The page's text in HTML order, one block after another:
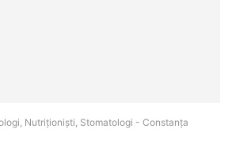
Nutriționiști, Stomatologi - Constanţa